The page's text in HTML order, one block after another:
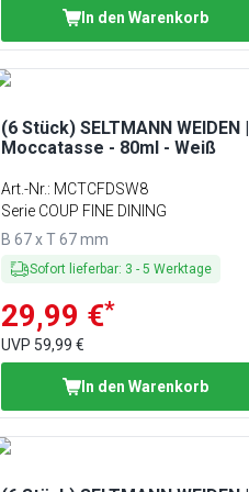
In den Warenkorb
(6 Stück) SELTMANN WEIDEN |
Moccatasse - 80ml - Weiß
Art.-Nr.: MCTCFDSW8
Serie COUP FINE DINING
B 67 x T 67 mm
Sofort lieferbar: 3 - 5 Werktage
29,99 €*
UVP 59,99 €
In den Warenkorb